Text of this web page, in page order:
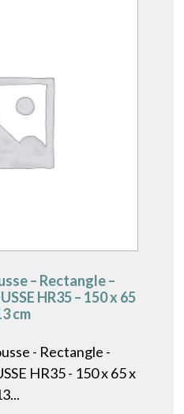
– Rectangle –
HR35 – 150 x 65
cm
- Rectangle -
HR35 - 150 x 65 x